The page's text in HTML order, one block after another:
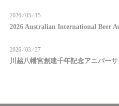
2026 ⁄ 05 ⁄ 15
2026 Australian International Beer
2026 ⁄ 03 ⁄ 27
川越八幡宮創建千年記念アニバー